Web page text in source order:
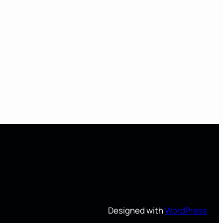
Designed withWordPress